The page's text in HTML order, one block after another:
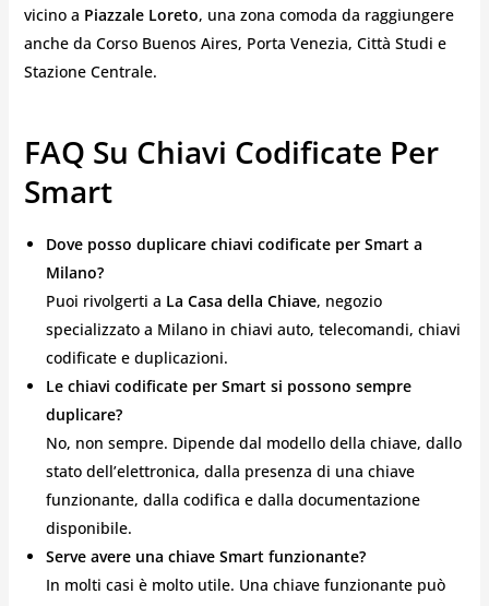
vicino a Piazzale Loreto, una zona comoda da raggiungere
anche da Corso Buenos Aires, Porta Venezia, Città Studi e
Stazione Centrale.
FAQ Su Chiavi Codificate Per
Smart
Dove posso duplicare chiavi codificate per Smart a
Milano?
Puoi rivolgerti a La Casa della Chiave, negozio
specializzato a Milano in chiavi auto, telecomandi, chiavi
codificate e duplicazioni.
Le chiavi codificate per Smart si possono sempre
duplicare?
No, non sempre. Dipende dal modello della chiave, dallo
stato dell’elettronica, dalla presenza di una chiave
funzionante, dalla codifica e dalla documentazione
disponibile.
Serve avere una chiave Smart funzionante?
In molti casi è molto utile. Una chiave funzionante può